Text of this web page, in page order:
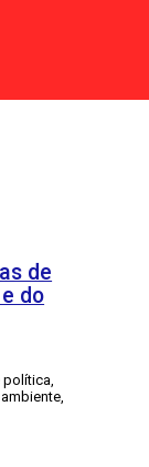
de
do
política,